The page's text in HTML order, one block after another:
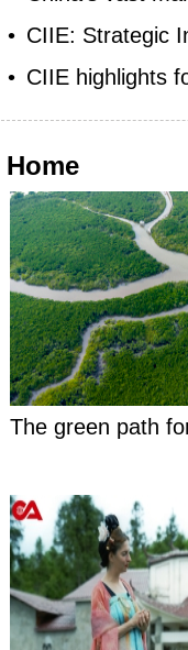
• CIIE: Strategic
• CIIE highlights